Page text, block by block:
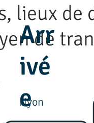
lieux de
de
Arr
ivé
e
Nyon